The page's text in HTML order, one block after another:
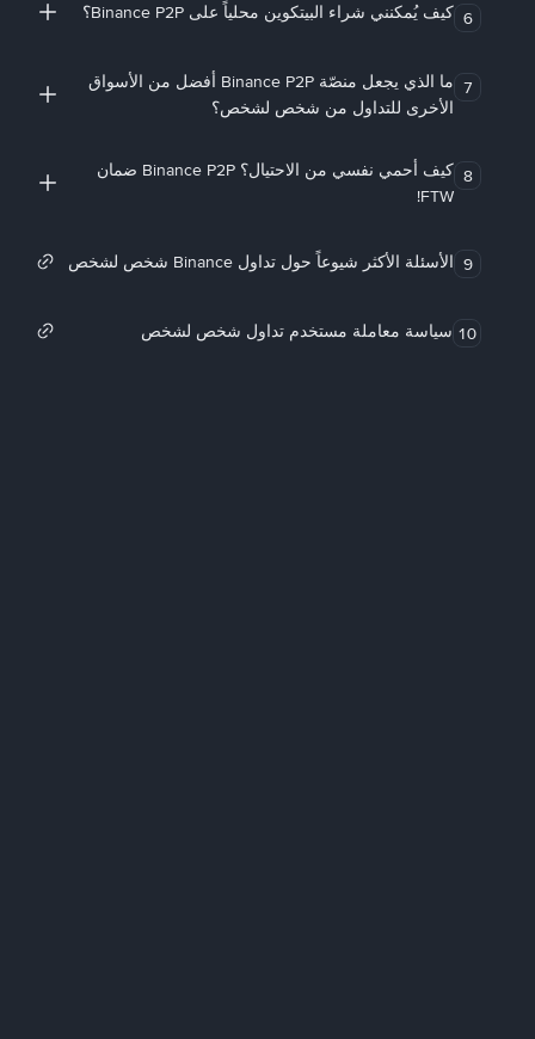
6 كيف يُمكنني شراء البيتكوين محلياً على Binance P2P؟
7
ما الذي يجعل منصّة Binance P2P أفضل من الأسواق
الأخرى للتداول من شخص لشخص؟
8
كيف أحمي نفسي من الاحتيال؟ Binance P2P ضمان
FTW!
9 الأسئلة الأكثر شيوعاً حول تداول Binance شخص لشخص
10 سياسة معاملة مستخدم تداول شخص لشخص